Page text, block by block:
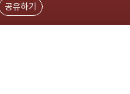
공유하기